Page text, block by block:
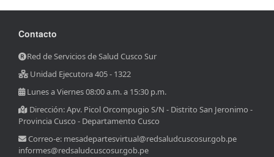
Contacto
Red de Servicios de Salud Cusco Sur
Unidad Ejecutora 405 - 1322
Lunes a Viernes 08:00 a.m. a 15:30 p.m.
Dirección: Apv. Picol Orcompugio S/N - Distrito San Jeronimo -
Provincia Cusco - Departamento Cusco
Correo-e: mesadepartesvirtual@redsaludcuscosur.gob.pe
informes@redsaludcuscosur.gob.pe